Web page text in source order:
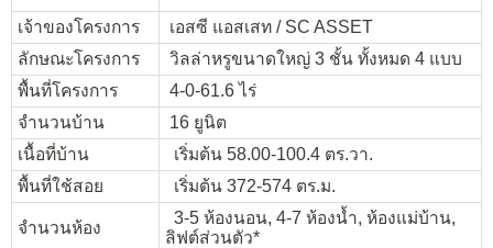
เจ้าของโครงการ
เอสซี แอสเสท / SC ASSET
ลักษณะโครงการ
วิลล่าหรูขนาดใหญ่ 3 ชั้น ทั้งหมด 4 แบบ
พื้นที่โครงการ
4-0-61.6 ไร่
จำนวนบ้าน
16 ยูนิต
เนื้อที่บ้าน
เริ่มต้น 58.00-100.4 ตร.วา.
พื้นที่ใช้สอย
เริ่มต้น 372-574 ตร.ม.
จำนวนห้อง
3-5 ห้องนอน, 4-7 ห้องน้ำ, ห้องแม่บ้าน,
ลิฟต์ส่วนตัว*